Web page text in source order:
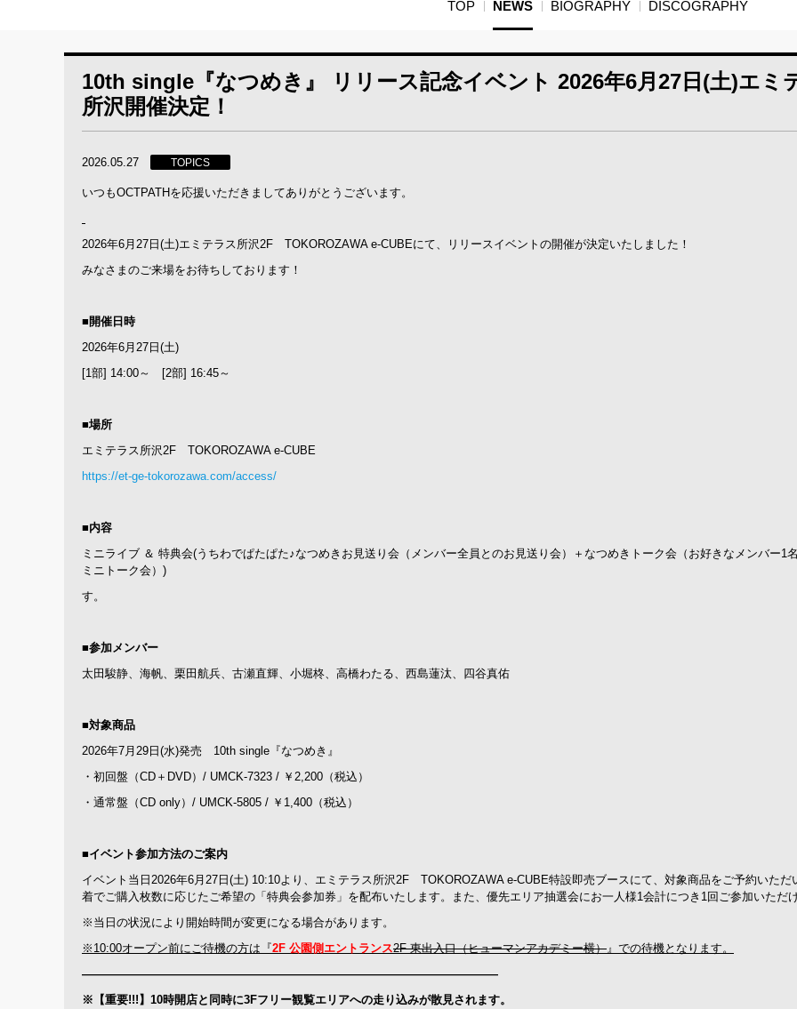
TOP NEWS BIOGRAPHY DISCOGRAPHY
10th single『なつめき』 リリース記念イベント 2026年6月27日(土)エミ
所沢開催決定！
2026.05.27 TOPICS
いつもOCTPATHを応援いただきましてありがとうございます。
2026年6月27日(土)エミテラス所沢2F TOKOROZAWA e-CUBEにて、リリースイベントの開催が決定いたしました！
みなさまのご来場をお待ちしております！
■開催日時
2026年6月27日(土)
[1部] 14:00～ [2部] 16:45～
■場所
エミテラス所沢2F TOKOROZAWA e-CUBE
https://et-ge-tokorozawa.com/access/
■内容
ミニライブ ＆ 特典会(うちわでぱたぱた♪なつめきお見送り会（メンバー全員とのお見送り会）＋なつめきトーク会（お好きなメンバー1
ミニトーク会）)
す。
■参加メンバー
太田駿静、海帆、栗田航兵、古瀬直輝、小堀柊、高橋わたる、西島蓮汰、四谷真佑
■対象商品
2026年7月29日(水)発売 10th single『なつめき』
・初回盤（CD＋DVD）/ UMCK-7323 / ￥2,200（税込）
・通常盤（CD only）/ UMCK-5805 / ￥1,400（税込）
■イベント参加方法のご案内
イベント当日2026年6月27日(土) 10:10より、エミテラス所沢2F TOKOROZAWA e-CUBE特設即売ブースにて、対象商品をご予約いただ
着でご購入枚数に応じたご希望の「特典会参加券」を配布いたします。また、優先エリア抽選会にお一人様1会計につき1回ご参加いただ
※当日の状況により開始時間が変更になる場合があります。
※10:00オープン前にご待機の方は 『2F 公園側エントランス2F 東出入口（ヒューマンアカデミー横）』での待機となります。
————————————————————————————————————
※【重要!!!】10時開店と同時に3Fフリー観覧エリアへの走り込みが散見されます。